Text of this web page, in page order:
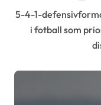
5-4-1-defensivformasjonen er en strategisk tilnærming
i fotball som